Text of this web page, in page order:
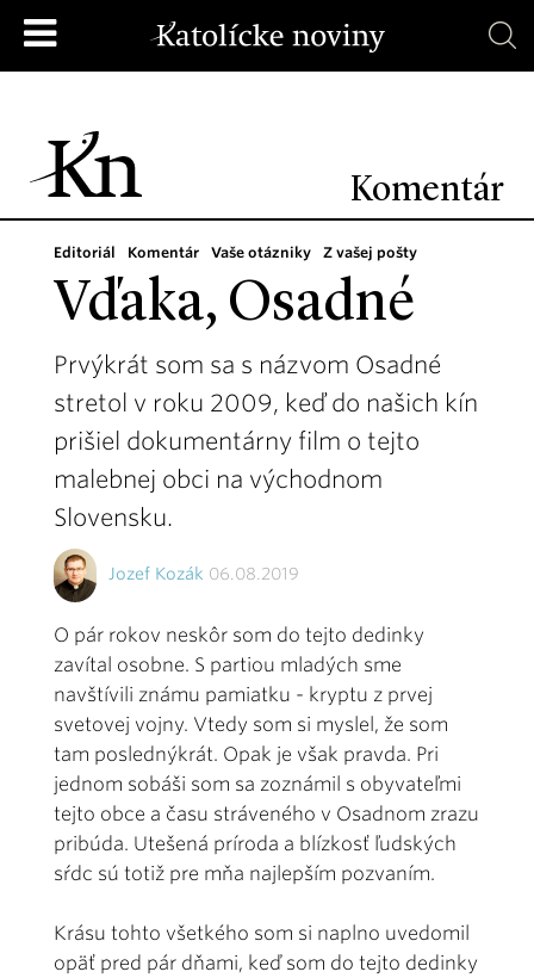
Komentár
Editoriál Komentár Vaše otázniky Z vašej pošty
Vďaka, Osadné
Prvýkrát som sa s názvom Osadné
stretol v roku 2009, keď do našich kín
prišiel dokumentárny film o tejto
malebnej obci na východnom
Slovensku.
Jozef Kozák 06.08.2019
O pár rokov neskôr som do tejto dedinky
zavítal osobne. S partiou mladých sme
navštívili známu pamiatku - kryptu z prvej
svetovej vojny. Vtedy som si myslel, že som
tam poslednýkrát. Opak je však pravda. Pri
jednom sobáši som sa zoznámil s obyvateľmi
tejto obce a času stráveného v Osadnom zrazu
pribúda. Utešená príroda a blízkosť ľudských
sŕdc sú totiž pre mňa najlepším pozvaním.
Krásu tohto všetkého som si naplno uvedomil
opäť pred pár dňami, keď som do tejto dedinky